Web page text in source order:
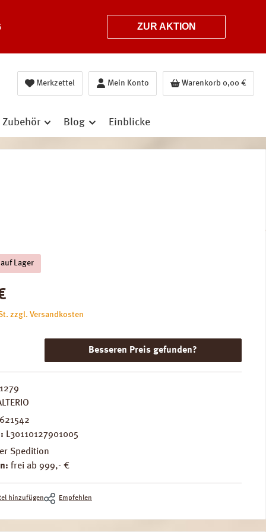
ZUR AKTION
Merkzettel Mein Konto Warenkorb 0,00 €
Zubehör Blog Einblicke
Lager
zzgl. Versandkosten
Besseren Preis gefunden?
L30110127901005
Spedition
frei ab 999,- €
hinzufügen Empfehlen